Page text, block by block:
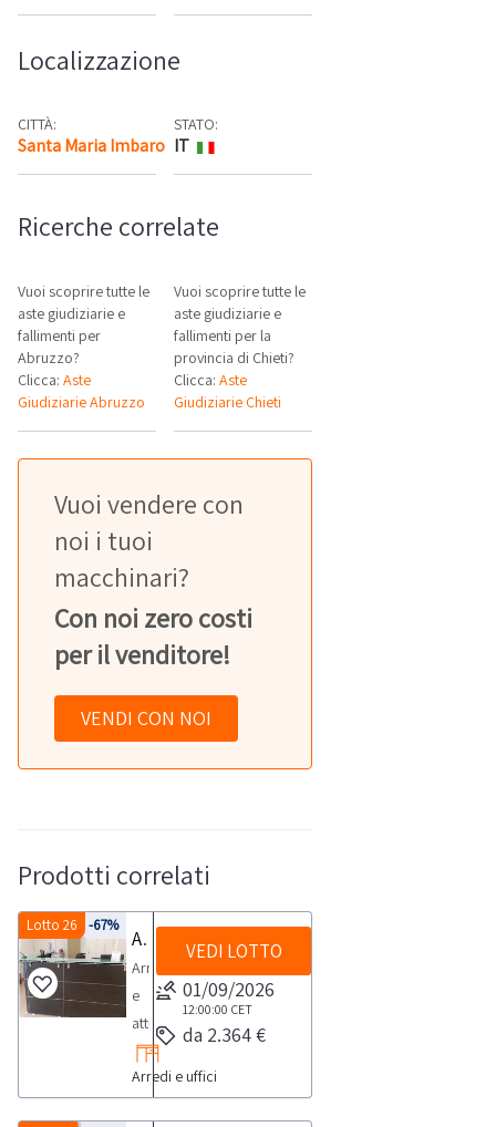
Localizzazione
CITTÀ:
Santa Maria Imbaro Mappa
STATO:
IT
Ricerche correlate
Vuoi scoprire tutte le
aste giudiziarie e
fallimenti per
Abruzzo?
Clicca: Aste
Giudiziarie Abruzzo
Vuoi scoprire tutte le
aste giudiziarie e
fallimenti per la
provincia di Chieti?
Clicca:Aste
Giudiziarie Chieti
Vuoi vendere con
noi i tuoi
macchinari?
Con noi zero costi
per il venditore!
VENDI CON NOI
Prodotti correlati
-67%
Lotto 26
Arredi e attrezzature d'ufficio
Arredi
e
attrezzature
da
ufficioConsulta
Arredi e uffici
VEDI LOTTO
01/09/2026
12:00:00 CET
da 2.364 €